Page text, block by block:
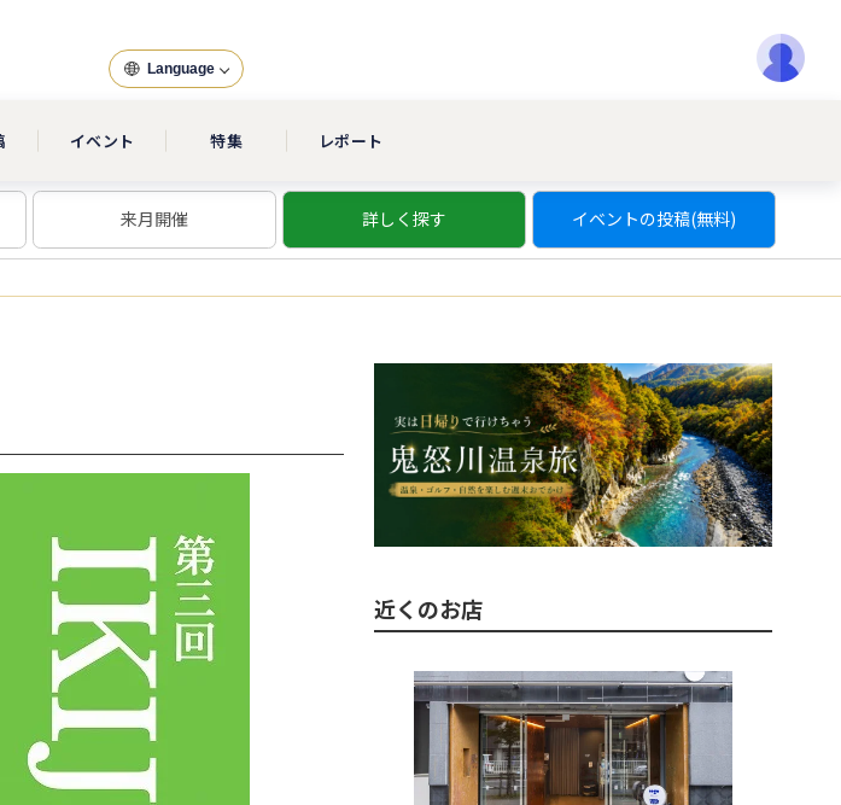
Language
イベント 特集 レポート
来月開催 詳しく探す イベントの投稿(無料)
近くのお店